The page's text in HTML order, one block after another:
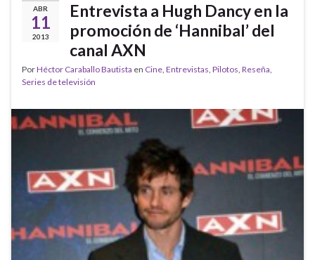
ABR
11
2013
Entrevista a Hugh Dancy en la
promoción de ‘Hannibal’ del
canal AXN
PorHéctor Caraballo Bautista en Cine, Entrevistas, Pilotos, Reseña,
Series de televisión